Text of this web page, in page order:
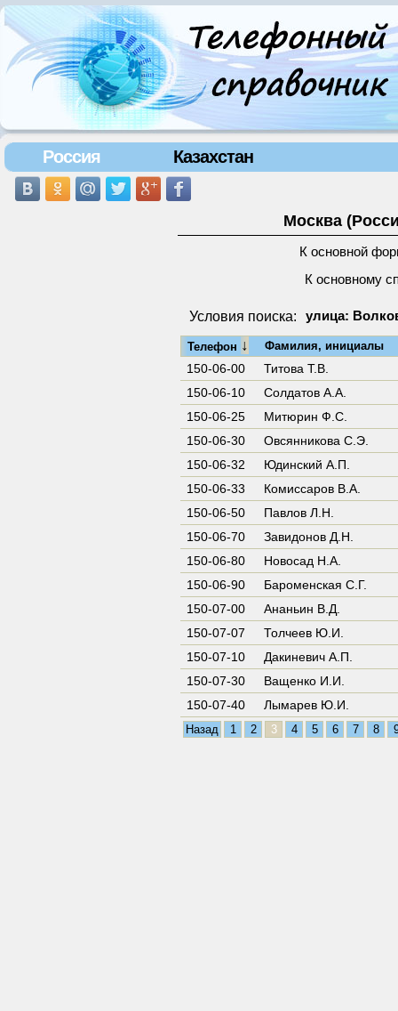
Россия Казахстан
Москва
К основной
К основному
Условия поиска: улица:
Телефон ↓ Фамилия, инициалы
150-06-00
Титова Т.В.
150-06-10
Солдатов А.А.
150-06-25
Митюрин Ф.С.
150-06-30
Овсянникова С.Э.
150-06-32
Юдинский А.П.
150-06-33
Комиссаров В.А.
150-06-50
Павлов Л.Н.
150-06-70
Завидонов Д.Н.
150-06-80
Новосад Н.А.
150-06-90
Бароменская С.Г.
150-07-00
Ананьин В.Д.
150-07-07
Толчеев Ю.И.
150-07-10
Дакиневич А.П.
150-07-30
Ващенко И.И.
150-07-40
Лымарев Ю.И.
Назад 1 2 3 4 5 6 7 8